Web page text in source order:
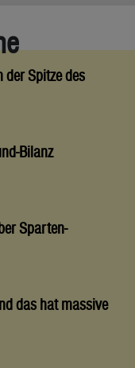
der Spitze des
Bilanz
Sparten-
das hat massive